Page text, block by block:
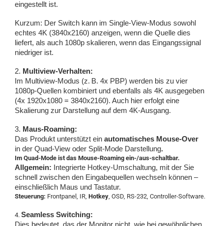
eingestellt ist.
Kurzum: Der Switch kann im Single-View-Modus sowohl
echtes 4K (3840x2160) anzeigen, wenn die Quelle dies
liefert, als auch 1080p skalieren, wenn das Eingangssignal
niedriger ist.
2. Multiview-Verhalten:
Im Multiview-Modus (z. B. 4x PBP) werden bis zu vier
1080p-Quellen kombiniert und ebenfalls als 4K ausgegeben
(4x 1920x1080 = 3840x2160). Auch hier erfolgt eine
Skalierung zur Darstellung auf dem 4K-Ausgang.
3. Maus-Roaming:
Das Produkt unterstützt ein automatisches Mouse-Over
in der Quad-View oder Split-Mode Darstellung.
Im Quad-Mode ist das Mouse-Roaming ein-/aus-schaltbar.
Allgemein: Integrierte Hotkey-Umschaltung, mit der Sie
schnell zwischen den Eingabequellen wechseln können –
einschließlich Maus und Tastatur.
Steuerung: Frontpanel, IR, Hotkey, OSD, RS-232, Controller-Software.
4. Seamless Switching: